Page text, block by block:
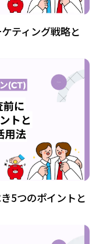
ティング戦略と
5つのポイントと